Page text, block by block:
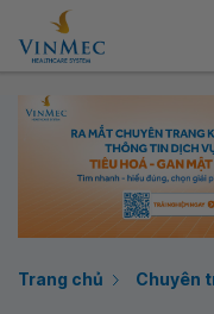
Trang chủ Chuyên